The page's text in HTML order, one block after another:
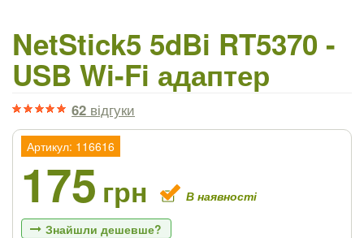
NetStick5 5dBi RT5370 -
USB Wi-Fi адаптер
62 відгуки
Артикул: 116616
175 грн В наявності
Знайшли дешевше?